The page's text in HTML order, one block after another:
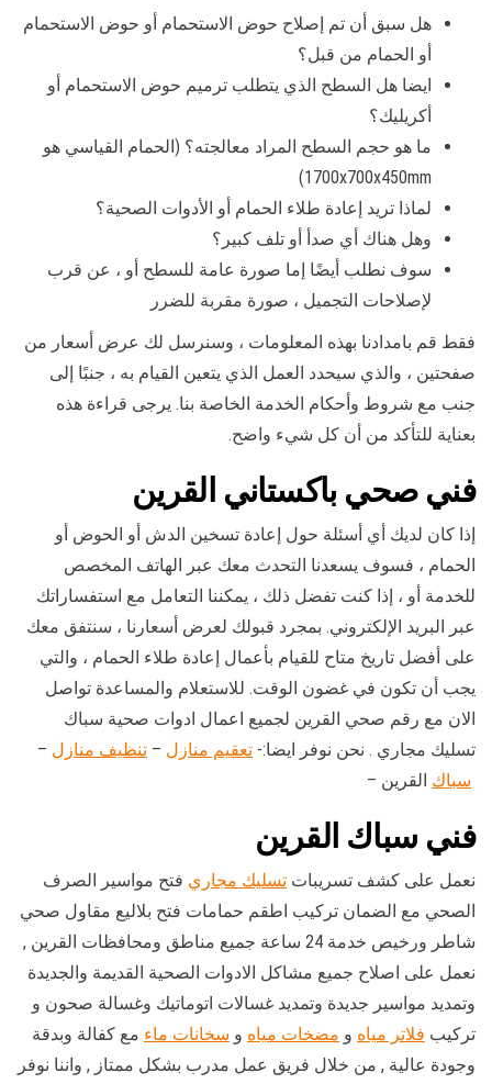
هل سبق أن تم إصلاح حوض الاستحمام أو حوض الاستحمام
أو الحمام من قبل؟
ايضا هل السطح الذي يتطلب ترميم حوض الاستحمام أو
أكريليك؟
ما هو حجم السطح المراد معالجته؟ (الحمام القياسي هو
1700x700x450mm)
لماذا تريد إعادة طلاء الحمام أو الأدوات الصحية؟
وهل هناك أي صدأ أو تلف كبير؟
سوف نطلب أيضًا إما صورة عامة للسطح أو ، عن قرب
لإصلاحات التجميل ، صورة مقربة للضرر
فقط قم بامدادنا بهذه المعلومات ، وسنرسل لك عرض أسعار من
صفحتين ، والذي سيحدد العمل الذي يتعين القيام به ، جنبًا إلى
جنب مع شروط وأحكام الخدمة الخاصة بنا. يرجى قراءة هذه
بعناية للتأكد من أن كل شيء واضح.
فني صحي باكستاني القرين
إذا كان لديك أي أسئلة حول إعادة تسخين الدش أو الحوض أو
الحمام ، فسوف يسعدنا التحدث معك عبر الهاتف المخصص
للخدمة أو ، إذا كنت تفضل ذلك ، يمكننا التعامل مع استفساراتك
عبر البريد الإلكتروني. بمجرد قبولك لعرض أسعارنا ، سنتفق معك
على أفضل تاريخ متاح للقيام بأعمال إعادة طلاء الحمام ، والتي
يجب أن تكون في غضون الوقت. للاستعلام والمساعدة تواصل
الان مع رقم صحي القرين لجميع اعمال ادوات صحية سباك
تسليك مجاري . نحن نوفر ايضا:- تعقيم منازل – تنظيف منازل –
سباك القرين –
فني سباك القرين
نعمل على كشف تسريبات تسليك مجاري فتح مواسير الصرف
الصحي مع الضمان تركيب اطقم حمامات فتح بلاليع مقاول صحي
شاطر ورخيص خدمة 24 ساعة جميع مناطق ومحافظات القرين ,
نعمل على اصلاح جميع مشاكل الادوات الصحية القديمة والجديدة
وتمديد مواسير جديدة وتمديد غسالات اتوماتيك وغسالة صحون و
تركيب فلاتر مياه و مضخات مياه و سخانات ماء مع كفالة وبدقة
وجودة عالية , من خلال فريق عمل مدرب بشكل ممتاز , واننا نوفر